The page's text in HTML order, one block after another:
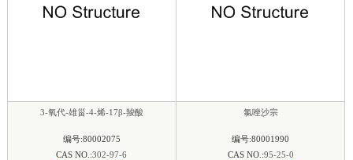
3-氧代-雄甾-4-烯-17β-羧酸
编号:80002075
CAS NO.:302-97-6
氯唑沙宗
编号:80001990
CAS NO.:95-25-0